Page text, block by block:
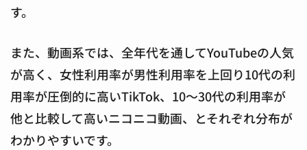
す。
また、動画系では、全年代を通してYouTubeの人気
が高く、女性利用率が男性利用率を上回り10代の利
用率が圧倒的に高いTikTok、10〜30代の利用率が
他と比較して高いニコニコ動画、とそれぞれ分布が
わかりやすいです。